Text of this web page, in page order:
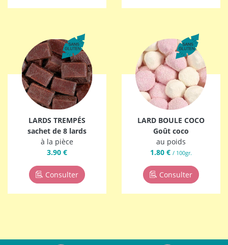
LARDS TREMPÉS
sachet de 8 lards
à la pièce
3.90 €
Consulter
LARD BOULE COCO
Goût coco
au poids
1.80 € / 100gr.
Consulter